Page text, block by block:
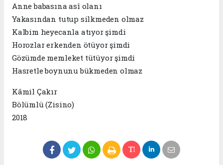
Anne babasına asî olanı
Yakasından tutup silkmeden olmaz
Kalbim heyecanla atıyor şimdi
Horozlar erkenden ötüyor şimdi
Gözümde memleket tütüyor şimdi
Hasretle boynunu bükmeden olmaz
Kâmil Çakır
Bölümlü (Zisino)
2018